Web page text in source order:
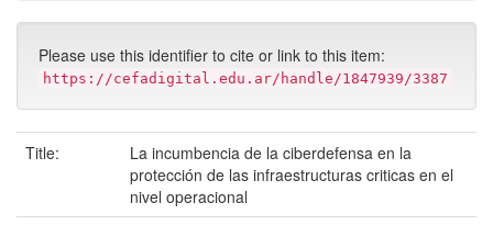
Please use this identifier to cite or link to this item:
https://cefadigital.edu.ar/handle/1847939/3387
Title:
La incumbencia de la ciberdefensa en la
protección de las infraestructuras criticas en el
nivel operacional